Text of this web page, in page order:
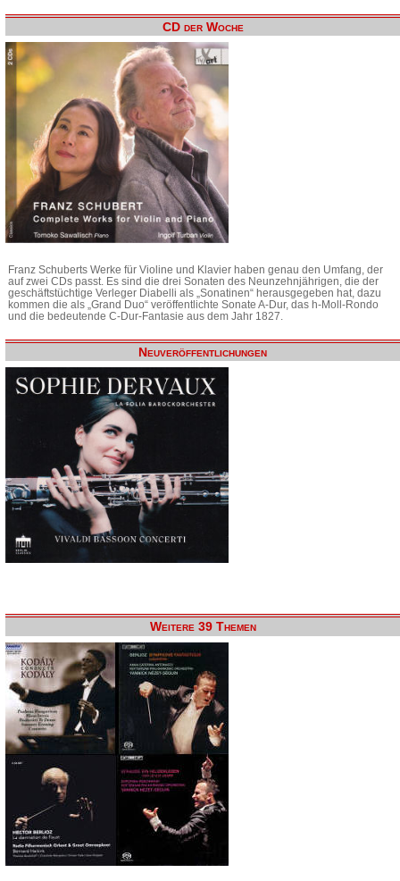
CD der Woche
Franz Schuberts Werke für Violine und Klavier haben genau den Umfang, der
auf zwei CDs passt. Es sind die drei Sonaten des Neunzehnjährigen, die der
geschäftstüchtige Verleger Diabelli als „Sonatinen“ herausgegeben hat, dazu
kommen die als „Grand Duo“ veröffentlichte Sonate A-Dur, das h-Moll-Rondo
und die bedeutende C-Dur-Fantasie aus dem Jahr 1827.
Neuveröffentlichungen
Weitere 39 Themen